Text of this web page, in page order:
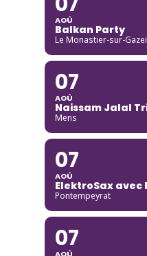
AOÛ
Balkan Party
Le Monastier-sur-
07
AOÛ
Naissam Jalal
Mens
07
AOÛ
ElektroSax avec
Pontempeyrat
07